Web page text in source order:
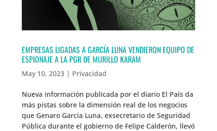
EMPRESAS LIGADAS A GARCÍA LUNA VENDIERON EQUIPO DE
ESPIONAJE A LA PGR DE MURILLO KARAM
May 10, 2023| Privacidad
Nueva información publicada por el diario El País da
más pistas sobre la dimensión real de los negocios
que Genaro García Luna, exsecretario de Seguridad
Pública durante el gobierno de Felipe Calderón, llevó